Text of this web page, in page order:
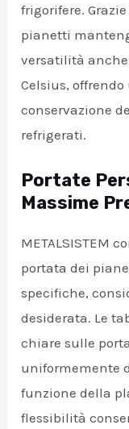
frigorifere.
pianetti
versatilità
Celsius,
conservazione
refrigerati.
Portate
Massime
METALSISTEM
portata dei
specifiche,
desiderata. Le
chiare sulle
uniformemente
funzione della
flessibilità